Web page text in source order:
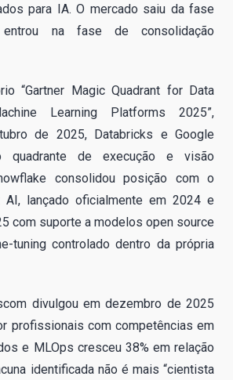
para IA. O mercado saiu da fase
na fase de consolidação
“Gartner Magic Quadrant for Data
Learning Platforms 2025”,
de 2025, Databricks e Google
quadrante de execução e visão
consolidou posição com o
AI, lançado oficialmente em 2024 e
com suporte a modelos open source
tuning controlado dentro da própria
divulgou em dezembro de 2025
profissionais com competências em
e MLOps cresceu 38% em relação
identificada não é mais “cientista